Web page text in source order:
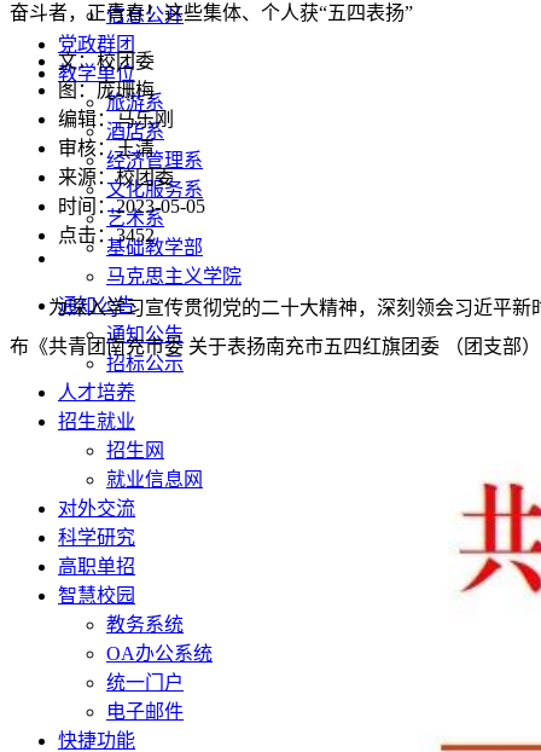
信息公开
党政群团
教学单位
旅游系
酒店系
经济管理系
文化服务系
艺术系
基础教学部
马克思主义学院
通知公告
通知公告
招标公示
人才培养
招生就业
招生网
就业信息网
对外交流
科学研究
高职单招
智慧校园
教务系统
OA办公系统
统一门户
电子邮件
快捷功能
奋斗者，正青春！这些集体、个人获“五四表扬”
文：校团委
图：庞珊梅
编辑：马乐刚
审核：王清
来源：校团委
时间：2023-05-05
点击：3452
为深入学习宣传贯彻党的二十大精神，深刻领会习近平
布《共青团南充市委 关于表扬南充市五四红旗团委 （团支部